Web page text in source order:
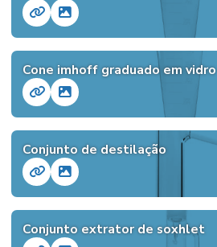
Cone imhoff graduado em vidro
Conjunto de destilação
Conjunto extrator de soxhlet